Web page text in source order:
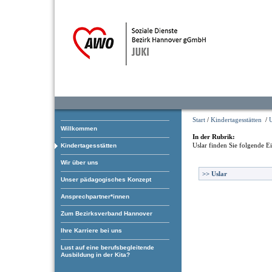
Willkommen
Kindertagesstätten
Wir über uns
Unser pädagogisches Konzept
Ansprechpartner*innen
Zum Bezirksverband Hannover
Ihre Karriere bei uns
Lust auf eine berufsbegleitende
Ausbildung in der Kita?
Start / Kindertagesstätten /
In der Rubrik:
Uslar finden Sie folgende
>> Uslar